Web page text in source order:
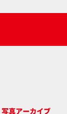
ホビー